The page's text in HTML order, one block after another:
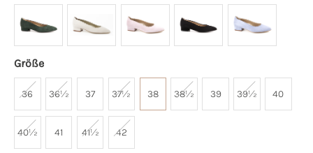
Größe
36 36½ 37 37½ 38 38½ 39 39½ 40
40½ 41 41½ 42